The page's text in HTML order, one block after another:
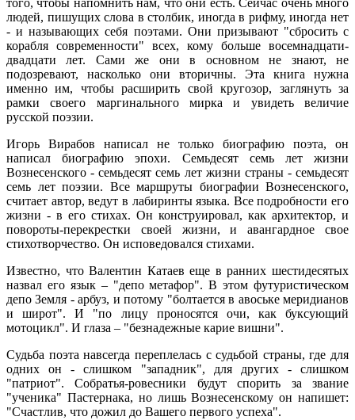
людей, пишущих слова в столбик, иногда в рифму, иногда нет
- и называющих себя поэтами. Они призывают "сбросить с
корабля современности" всех, кому больше восемнадцати-
двадцати лет. Сами же они в основном не знают, не
подозревают, насколько они вторичны. Эта книга нужна
именно им, чтобы расширить свой кругозор, заглянуть за
рамки своего маргинального мирка и увидеть величие
русской поэзии.
Игорь Вирабов написал не только биографию поэта, он
написал биографию эпохи. Семьдесят семь лет жизни
Вознесенского - семьдесят семь лет жизни страны - семьдесят
семь лет поэзии. Все маршруты биографии Вознесенского,
считает автор, ведут в лабиринты языка. Все подробности его
жизни - в его стихах. Он конструировал, как архитектор, и
повороты-перекрестки своей жизни, и авангардное свое
стихотворчество. Он исповедовался стихами.
Известно, что Валентин Катаев еще в ранних шестидесятых
назвал его язык – "депо метафор". В этом футуристическом
депо Земля - арбуз, и потому "болтается в авоське меридианов
и широт". И "по лицу проносятся очи, как буксующий
мотоцикл". И глаза – "безнадежные карие вишни".
Судьба поэта навсегда переплелась с судьбой страны, где для
одних он - слишком "западник", для других - слишком
"патриот". Собратья-ровесники будут спорить за звание
"ученика" Пастернака, но лишь Вознесенскому он напишет:
"Счастлив, что дожил до Вашего первого успеха".